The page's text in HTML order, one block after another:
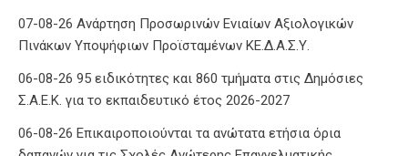
07-08-26 Ανάρτηση Προσωρινών Ενιαίων Αξιολογικών
Πινάκων Υποψήφιων Προϊσταμένων ΚΕ.Δ.Α.Σ.Υ.
06-08-26 95 ειδικότητες και 860 τμήματα στις Δημόσιες
Σ.Α.Ε.Κ. για το εκπαιδευτικό έτος 2026-2027
06-08-26 Επικαιροποιούνται τα ανώτατα ετήσια όρια